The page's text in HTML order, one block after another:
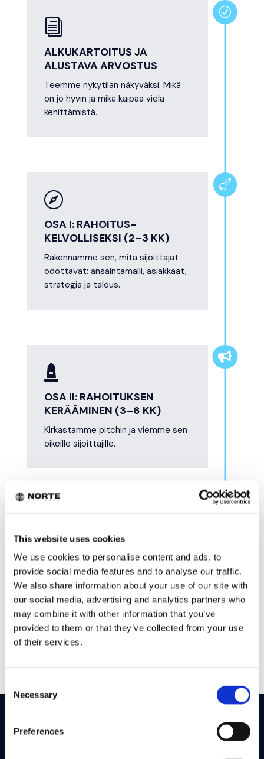
This website uses cookies
We use cookies to personalise content and ads, to
provide social media features and to analyse our traffic.
We also share information about your use of our site with
our social media, advertising and analytics partners who
may combine it with other information that you’ve
provided to them or that they’ve collected from your use
of their services.
Selection
Necessary
Preferences
i
ALKUKARTOITUS JA
ALUSTAVA ARVOSTUS
Teemme nykytilan näkyväksi: Mikä
on jo hyvin ja mikä kaipaa vielä
kehittämistä.
R

OSA I: RAHOITUS-
KELVOLLISEKSI (2–3 KK)
Rakennamme sen, mitä sijoittajat
odottavat: ansaintamalli, asiakkaat,
strategia ja talous.


OSA II: RAHOITUKSEN
KERÄÄMINEN (3–6 KK)
Kirkastamme pitchin ja viemme sen
oikeille sijoittajille.


OSA III: KASVUN SKAALAUS
(≈3 KK)
Valmistamme yrityksesi hallittuun
kasvuun: GTM, myynti, tiimi, riskit ja
juridiikka.